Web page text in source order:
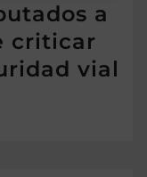
a
criticar
vial